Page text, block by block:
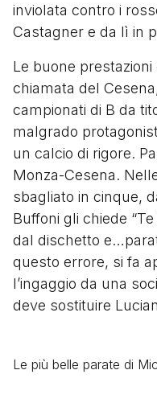
inviolata contro i
Castagner e da lì in
Le buone
chiamata del
campionati di B da
malgrado
un calcio di rigore.
Monza-Cesena.
sbagliato in cinque,
Buffoni gli chiede
dal dischetto
questo errore, si fa
l’ingaggio da una
deve sostituire
Le più belle parate di